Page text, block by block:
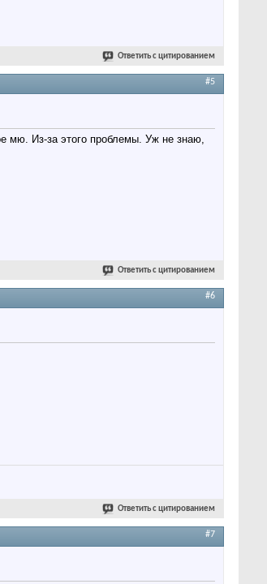
Ответить с цитированием
#5
мю. Из-за этого проблемы. Уж не знаю,
Ответить с цитированием
#6
Ответить с цитированием
#7